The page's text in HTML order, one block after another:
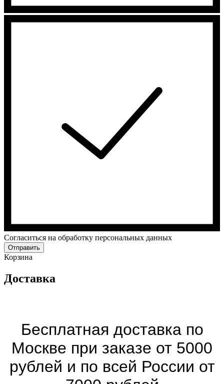
Cогласиться на обработку персональных данных
Отправить
Корзина
Доставка
Бесплатная доставка по
Москве при заказе от 5000
рублей и по всей России от